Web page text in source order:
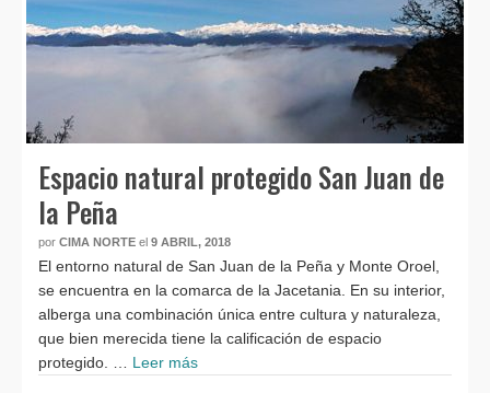
Espacio natural protegido San Juan de
la Peña
por CIMA NORTE el 9 ABRIL, 2018
El entorno natural de San Juan de la Peña y Monte Oroel,
se encuentra en la comarca de la Jacetania. En su interior,
alberga una combinación única entre cultura y naturaleza,
que bien merecida tiene la calificación de espacio
protegido. … Leer más